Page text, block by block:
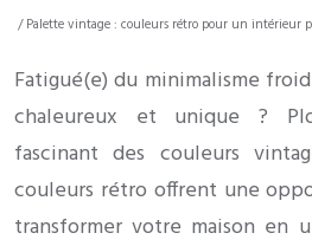
/ Palette vintage : couleurs rétro pour un intérieur
Fatigué(e) du minimalisme
chaleureux et unique ?
fascinant des couleurs
couleurs rétro offrent une
transformer votre maison en